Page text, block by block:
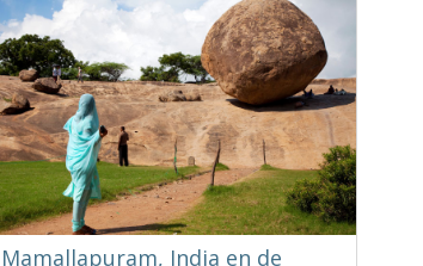
Mamallapuram, India en de